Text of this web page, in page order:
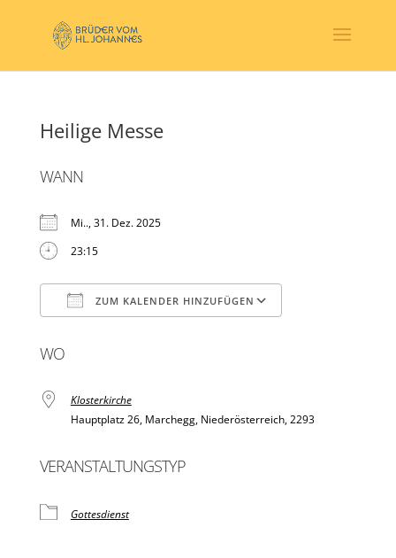
Heilige Messe
WANN
Mi.., 31. Dez. 2025
23:15
ZUM KALENDER HINZUFÜGEN
WO
Klosterkirche
Hauptplatz 26, Marchegg, Niederösterreich, 2293
VERANSTALTUNGSTYP
Gottesdienst